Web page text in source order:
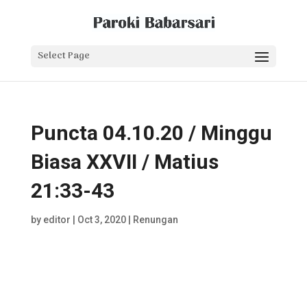
Select Page
Puncta 04.10.20 / Minggu
Biasa XXVII / Matius
21:33-43
by editor Oct 3, 2020| Renungan